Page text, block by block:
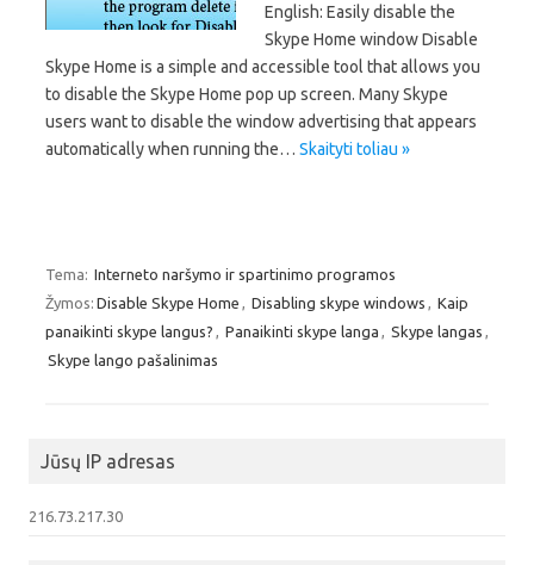
English: Easily disable the
Skype Home window Disable
Skype Home is a simple and accessible tool that allows you
to disable the Skype Home pop up screen. Many Skype
users want to disable the window advertising that appears
automatically when running the… Skaityti toliau »
Tema: Interneto naršymo ir spartinimo programos
Žymos: Disable Skype Home Disabling skype windows
Kaip
panaikinti skype langus?
Panaikinti skype langa Skype langas
Skype lango pašalinimas
Jūsų IP adresas
216.73.217.30